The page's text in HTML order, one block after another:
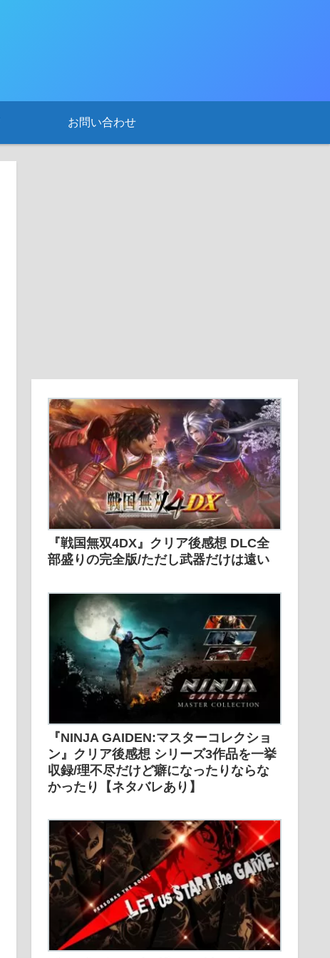
お問い合わせ
『戦国無双4DX』クリア後感想 DLC全
部盛りの完全版/ただし武器だけは遠い
『NINJA GAIDEN:マスターコレクショ
ン』クリア後感想 シリーズ3作品を一挙
収録/理不尽だけど癖になったりならな
かったり【ネタバレあり】